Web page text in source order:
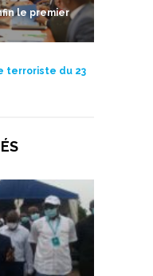
le premier
terroriste du 23